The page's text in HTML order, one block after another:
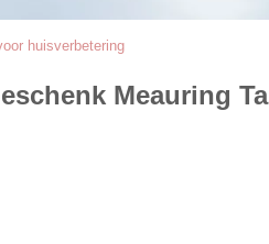
huisverbetering
Meauring